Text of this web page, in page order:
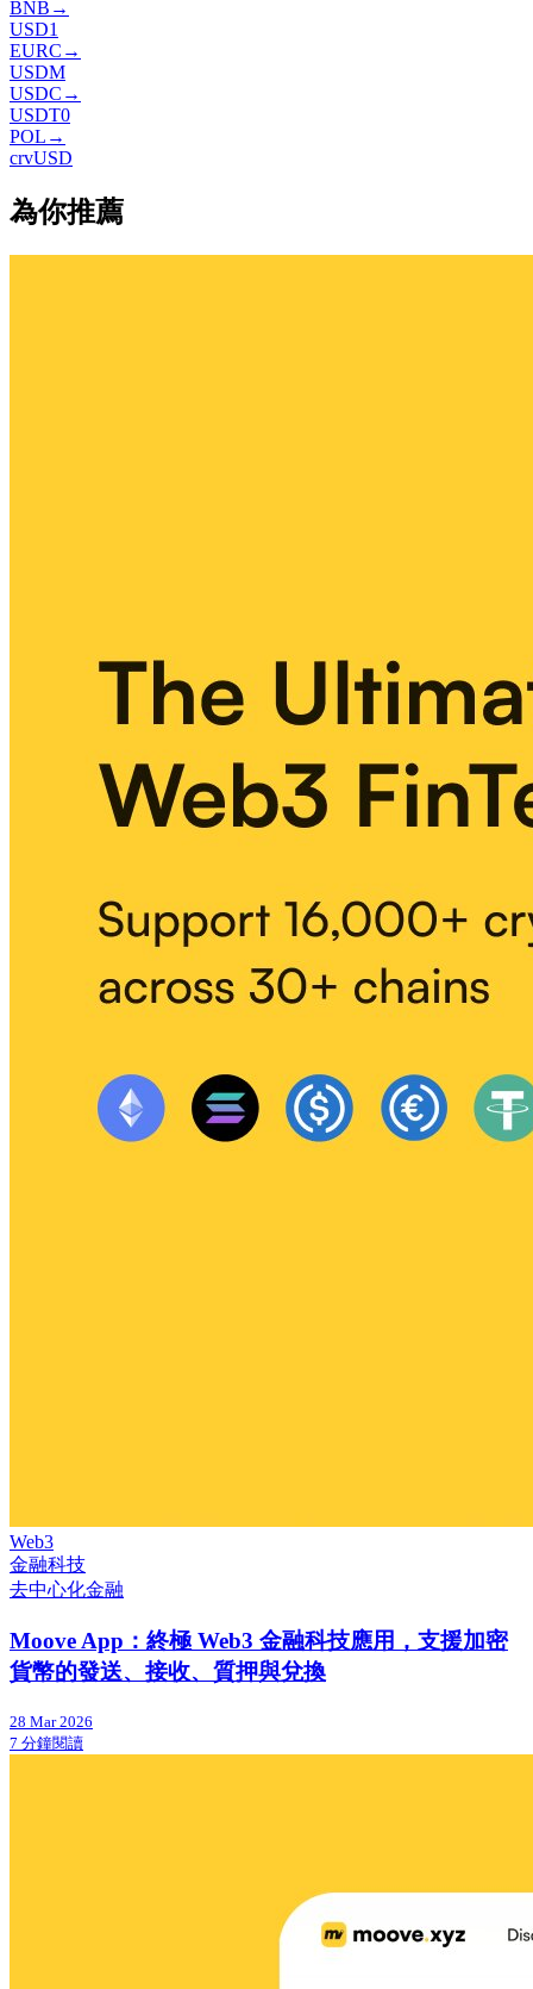
BNB →
USD1
EURC →
USDM
USDC →
USDT0
POL →
crvUSD
為你推薦
Web3
金融科技
去中心化金融
Moove App：終極 Web3 金融科技應用，支援加密
貨幣的發送、接收、質押與兌換
28 Mar 2026
7 分鐘閱讀